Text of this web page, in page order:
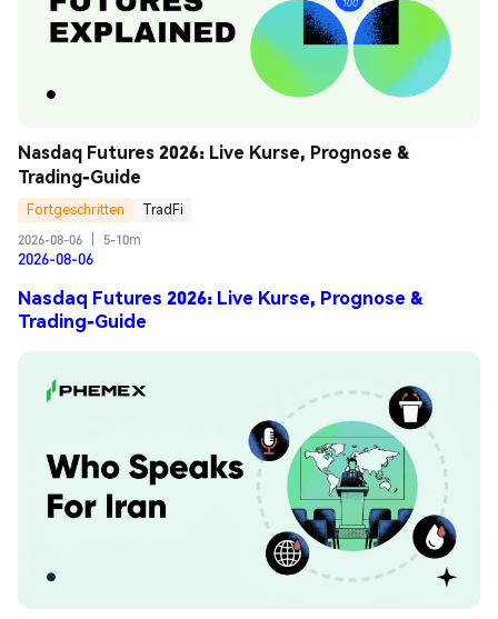
Nasdaq Futures 2026: Live Kurse, Prognose &
Trading-Guide
Fortgeschritten
TradFi
2026-08-06
5-10m
2026-08-06
Nasdaq Futures 2026: Live Kurse, Prognose &
Trading-Guide